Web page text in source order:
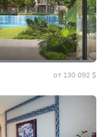
от 130 092 $